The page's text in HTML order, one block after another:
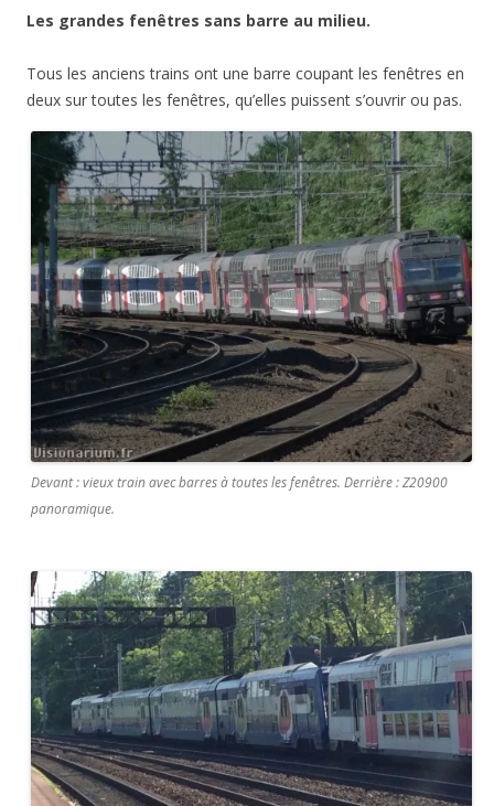
Les grandes fenêtres sans barre au milieu.
Tous les anciens trains ont une barre coupant les fenêtres en
deux sur toutes les fenêtres, qu’elles puissent s’ouvrir ou pas.
Devant : vieux train avec barres à toutes les fenêtres. Derrière : Z20900
panoramique.